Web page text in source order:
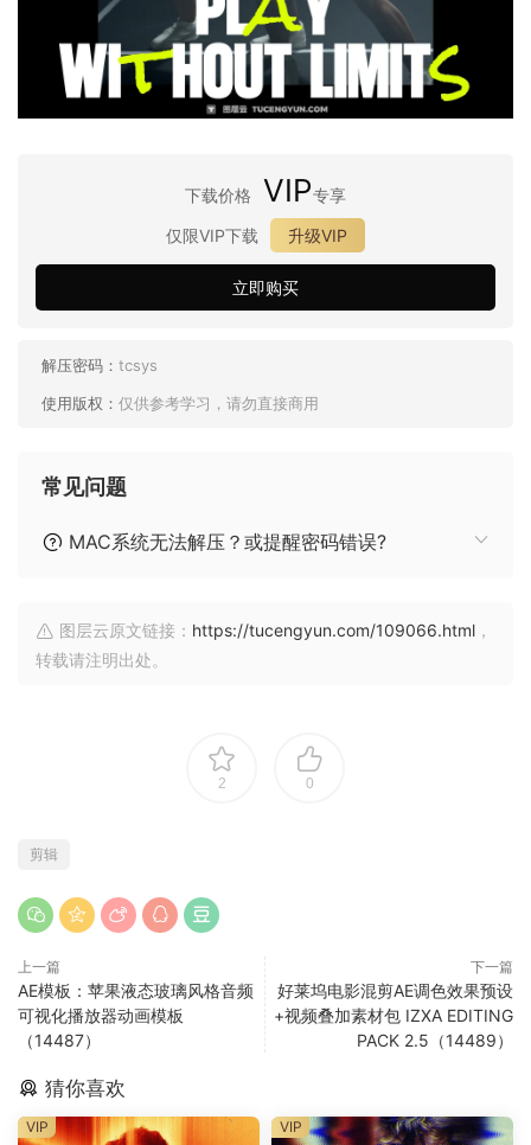
下载价格 VIP专享
仅限VIP下载
升级VIP
立即购买
解压密码： tcsys
使用版权： 仅供参考学习，请勿直接商用
常见问题
MAC系统无法解压？或提醒密码错误?
图层云原文链接： https://tucengyun.com/109066.html ，
转载请注明出处。
2 0
剪辑
上一篇
AE模板：苹果液态玻璃风格音频
可视化播放器动画模板
（14487）
下一篇
好莱坞电影混剪AE调色效果预设
+视频叠加素材包 IZXA EDITING
PACK 2.5（14489）
猜你喜欢
VIP VIP